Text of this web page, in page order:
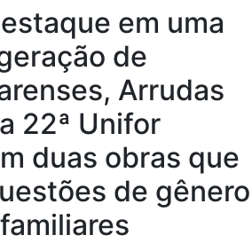
em uma
de
Arrudas
22ª Unifor
duas obras que
de gênero